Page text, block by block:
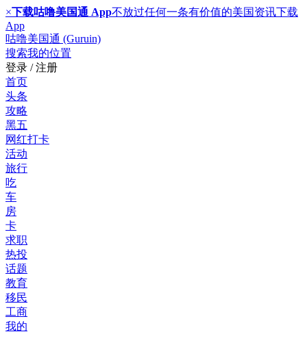
×下载咕噜美国通 App不放过任何一条有价值的美国资讯下载
App
咕噜美国通 (Guruin)
搜索我的位置
登录 / 注册
首页
头条
攻略
黑五
网红打卡
活动
旅行
吃
车
房
卡
求职
热投
话题
教育
移民
工商
我的